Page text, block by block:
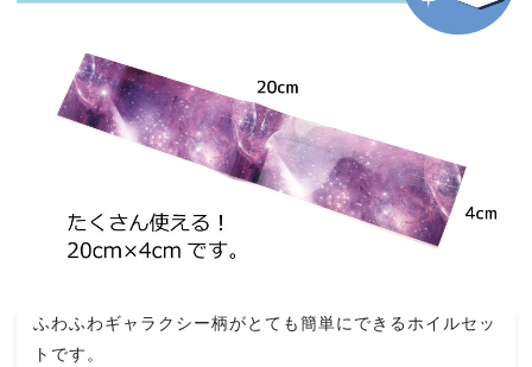
ふわふわギャラクシー柄がとても簡単にできるホイルセッ
トです。